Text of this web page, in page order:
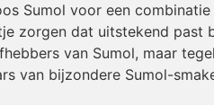
Sumol voor een
zorgen dat uitstekend
van Sumol, maar
van bijzondere Sumol-